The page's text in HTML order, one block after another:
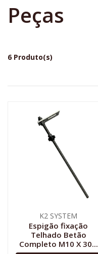
Peças
6 Produto(s)
K2 SYSTEM
Espigão fixação
Telhado Betão
Completo M10 X 30...